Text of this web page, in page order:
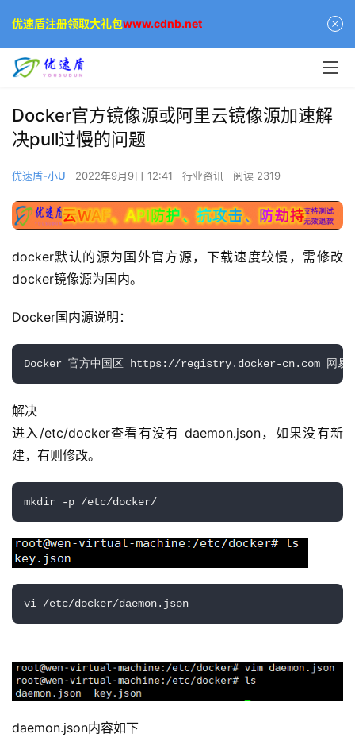
Docker官方镜像源或阿里云镜像源加速解
决pull过慢的问题
优速盾-小U 2022年9月9日 12:41 行业资讯 阅读 2319
docker默认的源为国外官方源，下载速度较慢，需修改
docker镜像源为国内。
Docker国内源说明：
Docker 官方中国区 https: //registry.docker-cn.com 网
解决
进入/etc/docker查看有没有 daemon.json，如果没有新
建，有则修改。
mkdir -p /etc/docker/
vi /etc/docker/daemon.json
daemon.json内容如下
优速盾注册领取大礼包www.cdnb.net